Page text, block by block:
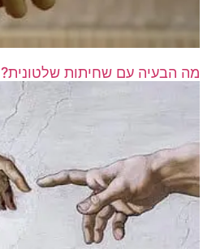
מה הבעיה עם שחיתות שלטונית?